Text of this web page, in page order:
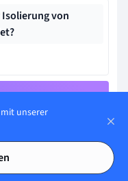
von
den 10
zu
unserer